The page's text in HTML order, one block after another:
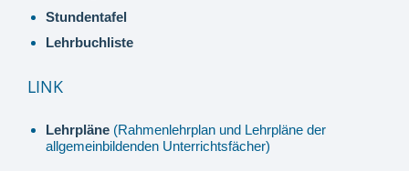
Stundentafel
Lehrbuchliste
LINK
Lehrpläne (Rahmenlehrplan und Lehrpläne der
allgemeinbildenden Unterrichtsfächer)